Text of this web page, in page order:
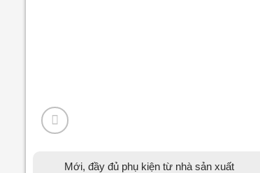
Mới, đầy đủ phụ kiện từ nhà sản xuất